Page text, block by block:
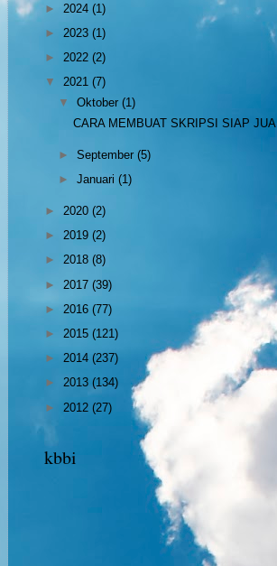
► 2024 (1)
► 2023 (1)
► 2022 (2)
▼ 2021 (7)
▼Oktober(1)
CARA MEMBUAT SKRIPSI SIAP JUAL
►September(5)
►Januari(1)
► 2020 (2)
► 2019 (2)
► 2018 (8)
► 2017 (39)
► 2016 (77)
► 2015 (121)
► 2014 (237)
► 2013 (134)
► 2012 (27)
kbbi